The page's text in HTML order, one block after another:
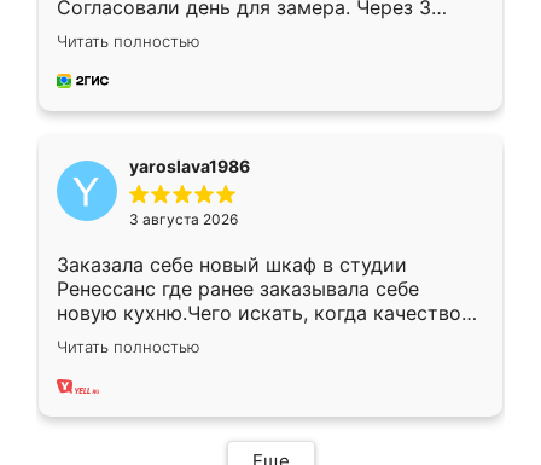
Согласовали день для замера. Через 3
недели кухня была уже готова. Остались
довольны работой. Спасибо Ренессанс
мебель за качественную работу!
Читать полностью
yaroslava1986
3 августа 2026
Заказала себе новый шкаф в студии
Ренессанс где ранее заказывала себе
новую кухню.Чего искать, когда качеством
вполне довольна. Служит кухня уже почти
два года, нареканий нет.
Читать полностью